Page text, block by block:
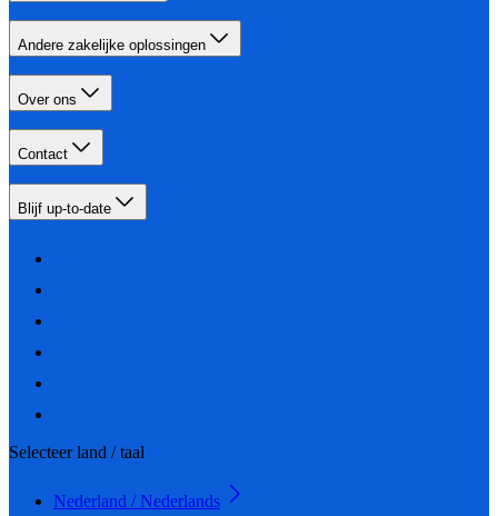
Andere zakelijke oplossingen
Over ons
Contact
Blijf up-to-date
Selecteer land / taal
Nederland / Nederlands